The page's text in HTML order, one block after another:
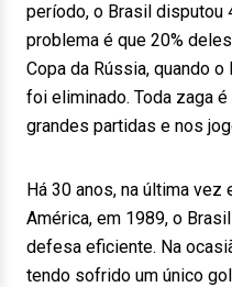
período, o Brasil disputou
problema é que 20%
Copa da Rússia, quando
foi eliminado. Toda zaga
grandes partidas e nos
Há 30 anos, na última
América, em 1989, o
defesa eficiente. Na
tendo sofrido um único